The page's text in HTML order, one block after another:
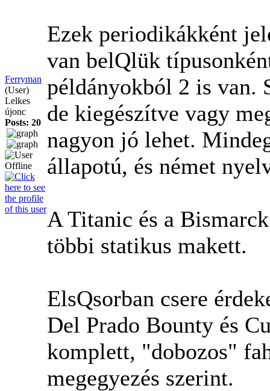
Ferryman
(User)
Lelkes
újonc
Posts: 20
Ezek periodikákként
van belQlük
példányokból 2 is van.
de kiegészítve vagy
nagyon jó lehet.
állapotú, és német
A Titanic és a
többi statikus makett.
ElsQsorban csere
Del Prado Bounty és
komplett, "dobozos"
megegyezés szerint.